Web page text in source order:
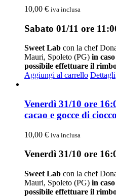
10,00 € iva inclusa
Sabato 01/11 ore
Sweet Lab con la chef
Mauri, Spoleto (PG) in
possibile effettuare il
Aggiungi al carrello Dettagli
Venerdì 31/10 ore
cacao e gocce di
10,00 € iva inclusa
Venerdì 31/10 ore
Sweet Lab con la chef
Mauri, Spoleto (PG) in
possibile effettuare il